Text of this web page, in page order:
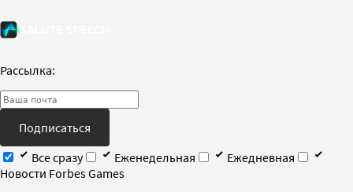
Рассылка:
Подписаться
Все сразу
Еженедельная
Ежедневная
Новости Forbes Games